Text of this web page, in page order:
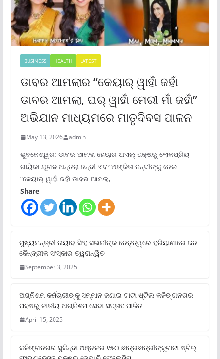
BUSINESS HEALTH LATEST
ଡାବର ଆମଲାର “କେୟାର୍ ୱାହାଁ ଜହାଁ
ଡାବର ଆମଲା, ଘର୍ ୱାହାଁ ମେରୀ ମାଁ ଜହାଁ”
ଅଭିଯାନ ମାଧ୍ୟମରେ ମାତୃଦିବସ ପାଳନ
May 13, 2026 admin
ଭୁବନେଶ୍ୱର: ଡାବର ଆମଲା ହେୟାର ଅଏଲ୍ ପକ୍ଷରୁ ଲୋକପ୍ରିୟ
ଗାୟିକା ଯୁଗଳ ଅନ୍ତରା ନନ୍ଦୀ ଏବଂ ଅଙ୍କିତା ନନ୍ଦୀଙ୍କୁ ନେଇ
“କେୟାର୍ ୱାହାଁ ଜହାଁ ଡାବର ଆମଲା,
Share
ମୁଖ୍ୟମନ୍ତ୍ରୀ ନାୟାବ ସିଂହ ସଇନୀଙ୍କ ନେତୃତ୍ୱରେ ହରିୟାଣାରେ ଜନ
କୈନ୍ଦ୍ରୀକ ସଂସ୍କାର ତ୍ୱରାନ୍ୱିତ
September 3, 2025
ଅଗ୍ନିଶମ କର୍ମଚାରୀଙ୍କୁ ସମ୍ମାନ ଜଣାଇ ଟାଟା ଷ୍ଟିଲ କଳିଙ୍ଗନଗର
ପକ୍ଷରୁ ଜାତୀୟ ଅଗ୍ନିଶମ ସେବା ସପ୍ତାହ ପାଳିତ
April 15, 2025
କଳିଙ୍ଗନଗର ସୁକିନ୍ଦା ଅଞ୍ଚଳର ୧୫୦ ଛାତ୍ରଛାତ୍ରୀଙ୍କୁଟାଟା ଷ୍ଟିଲ୍